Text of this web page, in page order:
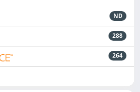
ND
288
264